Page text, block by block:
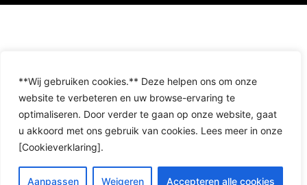
**Wij gebruiken cookies.** Deze helpen ons om onze
website te verbeteren en uw browse-ervaring te
optimaliseren. Door verder te gaan op onze website, gaat
u akkoord met ons gebruik van cookies. Lees meer in onze
[Cookieverklaring].
Aanpassen Weigeren Accepteren alle cookies